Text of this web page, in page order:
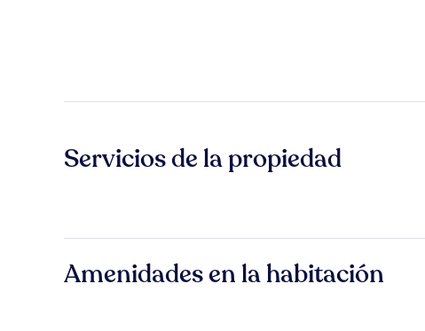
Servicios de la propiedad
Amenidades en la habitación